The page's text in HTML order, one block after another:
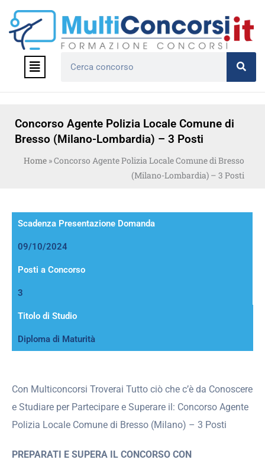
contenuto
Menu
Concorso Agente Polizia Locale Comune di
Bresso (Milano-Lombardia) – 3 Posti
Home »Concorso Agente Polizia Locale Comune di Bresso
(Milano-Lombardia) – 3 Posti
Scadenza Presentazione Domanda
09/10/2024
Posti a Concorso
3
Titolo di Studio
Diploma di Maturità
Con Multiconcorsi Troverai Tutto ciò che c’è da Conoscere
e Studiare per Partecipare e Superare il: Concorso Agente
Polizia Locale Comune di Bresso (Milano) – 3 Posti
PREPARATI E SUPERA IL CONCORSO CON